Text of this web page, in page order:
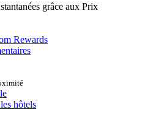
grâce aux Prix
Rewards
hôtels